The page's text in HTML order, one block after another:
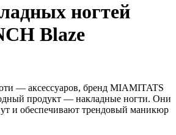
ногтей
Blaze
— аксессуаров, бренд MIAMITATS
продукт — накладные ногти. Они
и обеспечивают трендовый маникюр